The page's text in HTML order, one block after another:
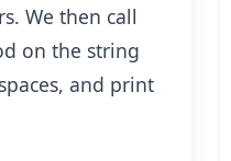
We then call
on the string
and print